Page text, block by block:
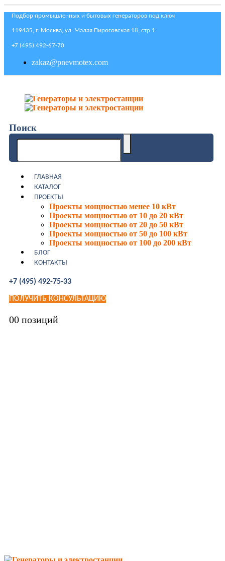
Подбор промышленных и бытовых генераторов под ключ
119435, г. Москва, ул. Малая Пироговская 18, стр 1
+7 (495) 492-67-70
zakaz@pnevmotex.com
Поиск
ГЛАВНАЯ
КАТАЛОГ
ПРОЕКТЫ
Проекты мощностью менее 10 кВт
Проекты мощностью от 10 до 20 кВт
Проекты мощностью от 20 до 50 кВт
Проекты мощностью от 50 до 100 кВт
Проекты мощностью от 100 до 200 кВт
БЛОГ
КОНТАКТЫ
+7 (495) 492-75-33
ПОЛУЧИТЬ КОНСУЛЬТАЦИЮ
00 позиций